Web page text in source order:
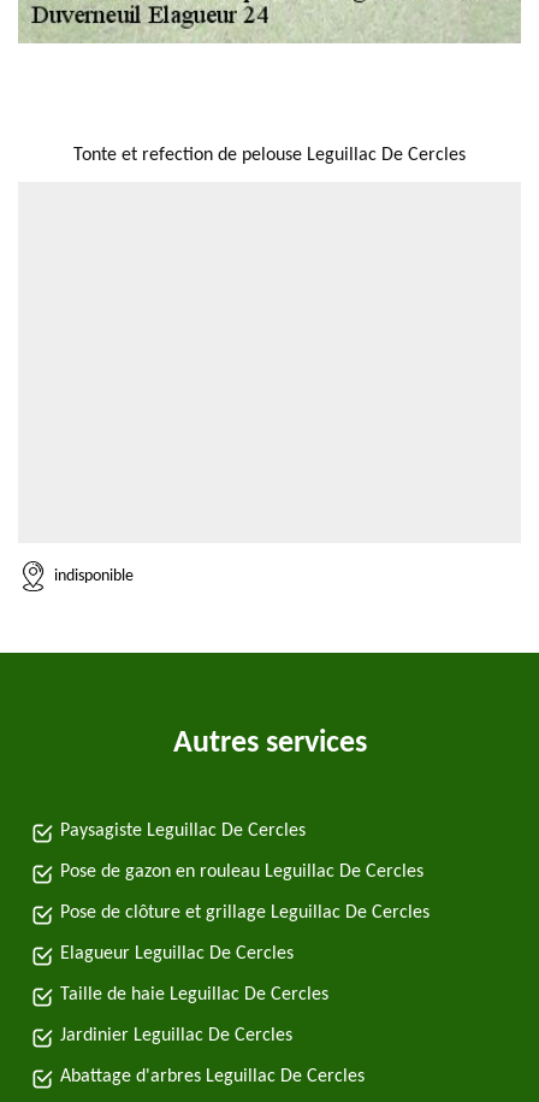
Tonte et refection de pelouse Leguillac De Cercles
indisponible
Autres services
Paysagiste Leguillac De Cercles
Pose de gazon en rouleau Leguillac De Cercles
Pose de clôture et grillage Leguillac De Cercles
Elagueur Leguillac De Cercles
Taille de haie Leguillac De Cercles
Jardinier Leguillac De Cercles
Abattage d'arbres Leguillac De Cercles